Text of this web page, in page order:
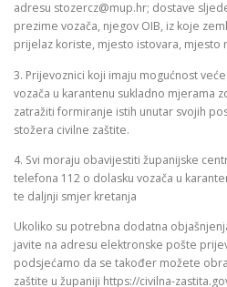
adresu stozercz@mup.hr; dostave
prezime vozača, njegov OIB, iz koje
prijelaz koriste, mjesto istovara, mjesto
3. Prijevoznici koji imaju mogućnost
vozača u karantenu sukladno mjerama
zatražiti formiranje istih unutar svojih
stožera civilne zaštite.
4. Svi moraju obavijestiti županijske
telefona 112 o dolasku vozača u
te daljnji smjer kretanja
Ukoliko su potrebna dodatna
javite na adresu elektronske pošte
podsjećamo da se također možete
zaštite u županiji https://civilna-